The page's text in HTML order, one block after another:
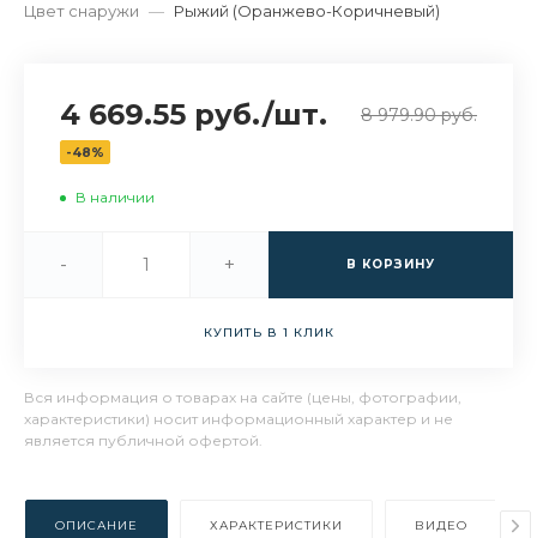
Цвет снаружи — Рыжий (Оранжево-Коричневый)
4 669.55 руб./шт. 8 979.90 руб.
-48%
В наличии
- + В КОРЗИНУ
КУПИТЬ В 1 КЛИК
Вся информация о товарах на сайте (цены, фотографии,
характеристики) носит информационный характер и не
является публичной офертой.
ОПИСАНИЕ ХАРАКТЕРИСТИКИ ВИДЕО